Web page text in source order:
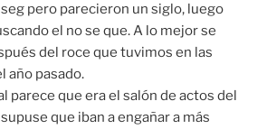
pero parecieron un siglo, luego
el no se que. A lo mejor se
del roce que tuvimos en las
año pasado.
parece que era el salón de actos del
que iban a engañar a más